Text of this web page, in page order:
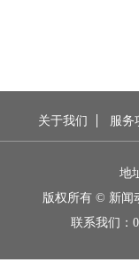
关于我们 服务
地
版权所有 © 新闻
联系我们：